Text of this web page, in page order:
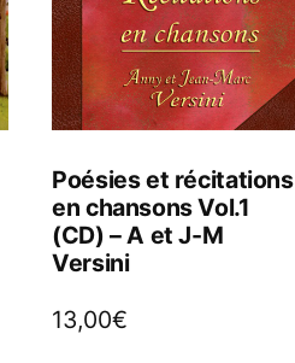
Poésies et récitations
en chansons Vol.1
(CD) – A et J-M
Versini
13,00€